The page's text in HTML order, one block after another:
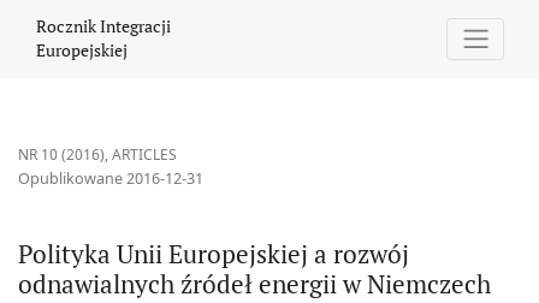
Rocznik Integracji
Europejskiej
NR 10 (2016),ARTICLES
Polityka Unii Europejskiej a rozwój
odnawialnych źródeł energii w Niemczech
Opublikowane 2016-12-31